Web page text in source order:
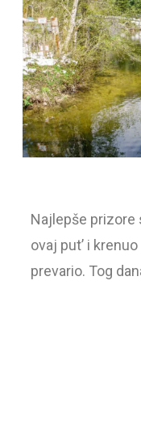
Najlepše prizore
ovaj put’ i
prevario. Tog